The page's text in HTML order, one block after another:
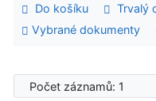
Do košíku Trvalý
Vybrané dokumenty
Počet záznamů: 1